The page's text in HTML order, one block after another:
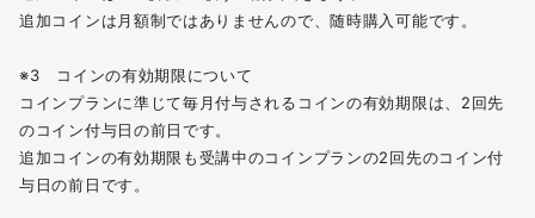
追加コインは月額制ではありませんので、随時購入可能です。
※3 コインの有効期限について
コインプランに準じて毎月付与されるコインの有効期限は、2回先
のコイン付与⽇の前⽇です。
追加コインの有効期限も受講中のコインプランの2回先のコイン付
与⽇の前⽇です。